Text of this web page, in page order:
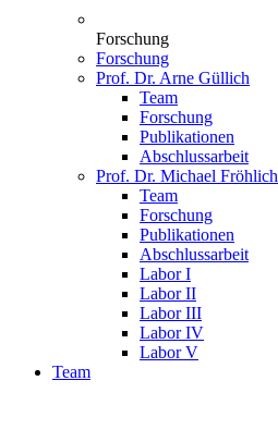
Forschung
Forschung
Prof. Dr. Arne Güllich
Team
Forschung
Publikationen
Abschlussarbeit
Prof. Dr. Michael Fröhlich
Team
Forschung
Publikationen
Abschlussarbeit
Labor I
Labor II
Labor III
Labor IV
Labor V
Team